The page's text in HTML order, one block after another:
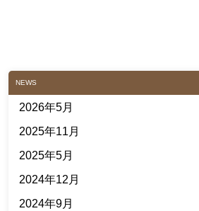
NEWS
2026年5月
2025年11月
2025年5月
2024年12月
2024年9月